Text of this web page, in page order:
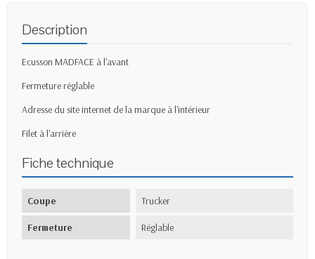
Description
Ecusson MADFACE à l'avant
Fermeture réglable
Adresse du site internet de la marque à l'intérieur
Filet à l'arrière
Fiche technique
Coupe Trucker
Fermeture Réglable